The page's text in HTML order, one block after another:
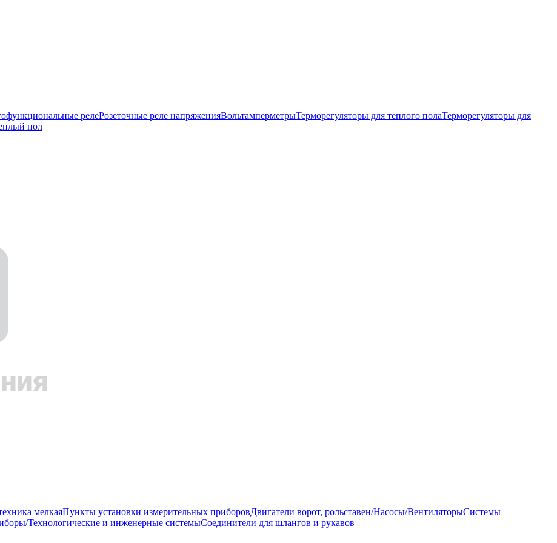
релеРозеточные реле напряженияВольтамперметрыТерморегуляторы для теплого полаТерморегуляторы для
пол
мелкаяПункты установки измерительных приборовДвигатели ворот, рольставен/Насосы/ВентиляторыСистемы
Технологические и инженерные системыСоединители для шлангов и рукавов